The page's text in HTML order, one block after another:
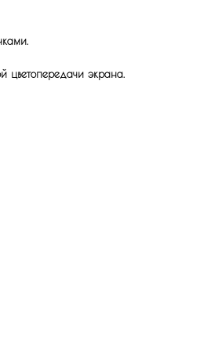
цветопередачи экрана.